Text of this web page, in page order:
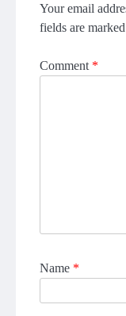
Your email
fields are marked
Comment *
Name *